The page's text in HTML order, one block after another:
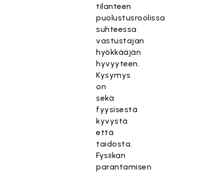
tilanteen
puolustusroolissa
suhteessa
vastustajan
hyökkääjän
hyvyyteen.
Kysymys
on
sekä
fyysisestä
kyvystä
että
taidosta.
Fysiikan
parantamisen